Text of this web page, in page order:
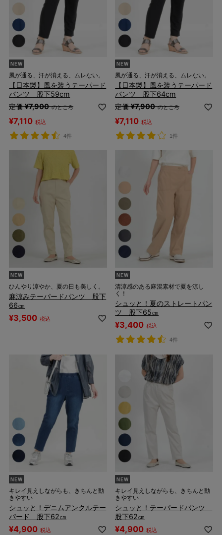
風が通る、汗が消える、ムレない。
【日本製】風を装うテーパード
パンツ 股下59cm
定価 ¥7,900 のところ
¥7,110 税込
4件
風が通る、汗が消える、ムレない。
【日本製】風を装うテーパード
パンツ 股下64cm
定価 ¥7,900 のところ
¥7,110 税込
1件
ひんやり涼やか、夏の日も美しく。
麻涼みテーパードパンツ 股下
66㎝
¥3,500 税込
清涼感のある麻混素材で夏を涼し
く！
シュッと！夏のストレートパン
ツ 股下65㎝
¥3,400 税込
4件
キレイ見えしながらも、きちんと動
きやすい
シュッと！デニムアンクルテー
パード 股下62㎝
¥4,900 税込
キレイ見えしながらも、きちんと動
きやすい
シュッと！テーパードパンツ
股下62㎝
¥4,900 税込